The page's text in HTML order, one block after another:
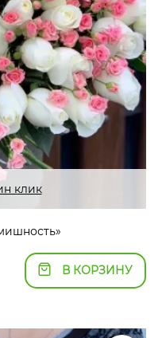
клик
В КОРЗИНУ